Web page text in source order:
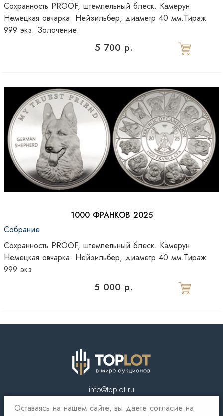
Сохранность PROOF, штемпельный блеск. Камерун.
Немецкая овчарка. Нейзильбер, диаметр 40 мм.Тираж
999 экз. Золочение.
5 700 р.
1000 ФРАНКОВ 2025
Собрание
Сохранность PROOF, штемпельный блеск. Камерун.
Немецкая овчарка. Нейзильбер, диаметр 40 мм.Тираж
999 экз
5 000 р.
info@toplot.ru
Оставаясь на нашем сайте, вы даете согласие на